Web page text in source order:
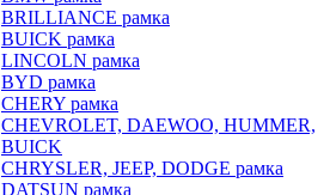
BRILLIANCE рамка
BUICK рамка
LINCOLN рамка
BYD рамка
CHERY рамка
CHEVROLET, DAEWOO, HUMMER,
BUICK
CHRYSLER, JEEP, DODGE рамка
DATSUN рамка